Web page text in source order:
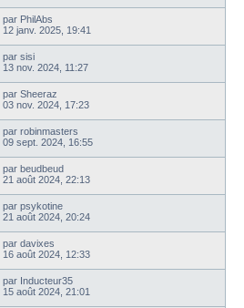
par PhilAbs
12 janv. 2025, 19:41
par sisi
13 nov. 2024, 11:27
par Sheeraz
03 nov. 2024, 17:23
par robinmasters
09 sept. 2024, 16:55
par beudbeud
21 août 2024, 22:13
par psykotine
21 août 2024, 20:24
par davixes
16 août 2024, 12:33
par Inducteur35
15 août 2024, 21:01